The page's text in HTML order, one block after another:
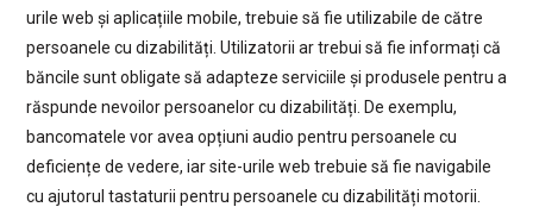
urile web și aplicațiile mobile, trebuie să fie utilizabile de către
persoanele cu dizabilități. Utilizatorii ar trebui să fie informați că
băncile sunt obligate să adapteze serviciile și produsele pentru a
răspunde nevoilor persoanelor cu dizabilități. De exemplu,
bancomatele vor avea opțiuni audio pentru persoanele cu
deficiențe de vedere, iar site-urile web trebuie să fie navigabile
cu ajutorul tastaturii pentru persoanele cu dizabilități motorii.